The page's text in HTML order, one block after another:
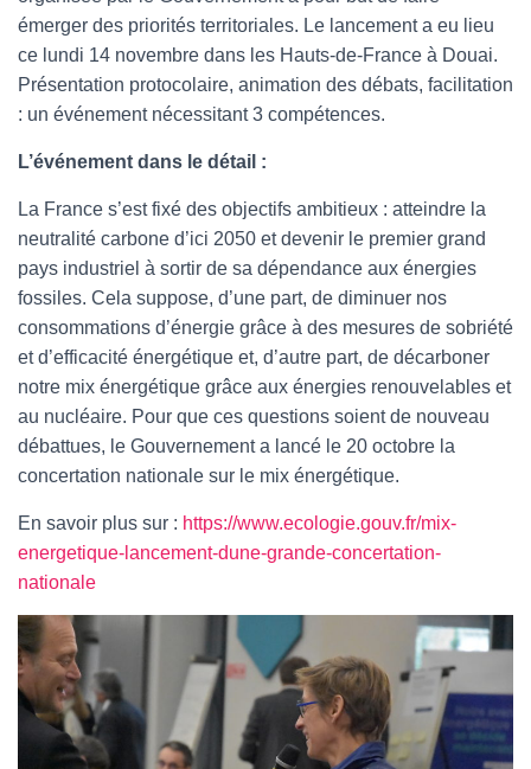
émerger des priorités territoriales. Le lancement a eu lieu
ce lundi 14 novembre dans les Hauts-de-France à Douai.
Présentation protocolaire, animation des débats, facilitation
: un événement nécessitant 3 compétences.
L’événement dans le détail :
La France s’est fixé des objectifs ambitieux : atteindre la
neutralité carbone d’ici 2050 et devenir le premier grand
pays industriel à sortir de sa dépendance aux énergies
fossiles. Cela suppose, d’une part, de diminuer nos
consommations d’énergie grâce à des mesures de sobriété
et d’efficacité énergétique et, d’autre part, de décarboner
notre mix énergétique grâce aux énergies renouvelables et
au nucléaire. Pour que ces questions soient de nouveau
débattues, le Gouvernement a lancé le 20 octobre la
concertation nationale sur le mix énergétique.
En savoir plus sur : https://www.ecologie.gouv.fr/mix-
energetique-lancement-dune-grande-concertation-
nationale